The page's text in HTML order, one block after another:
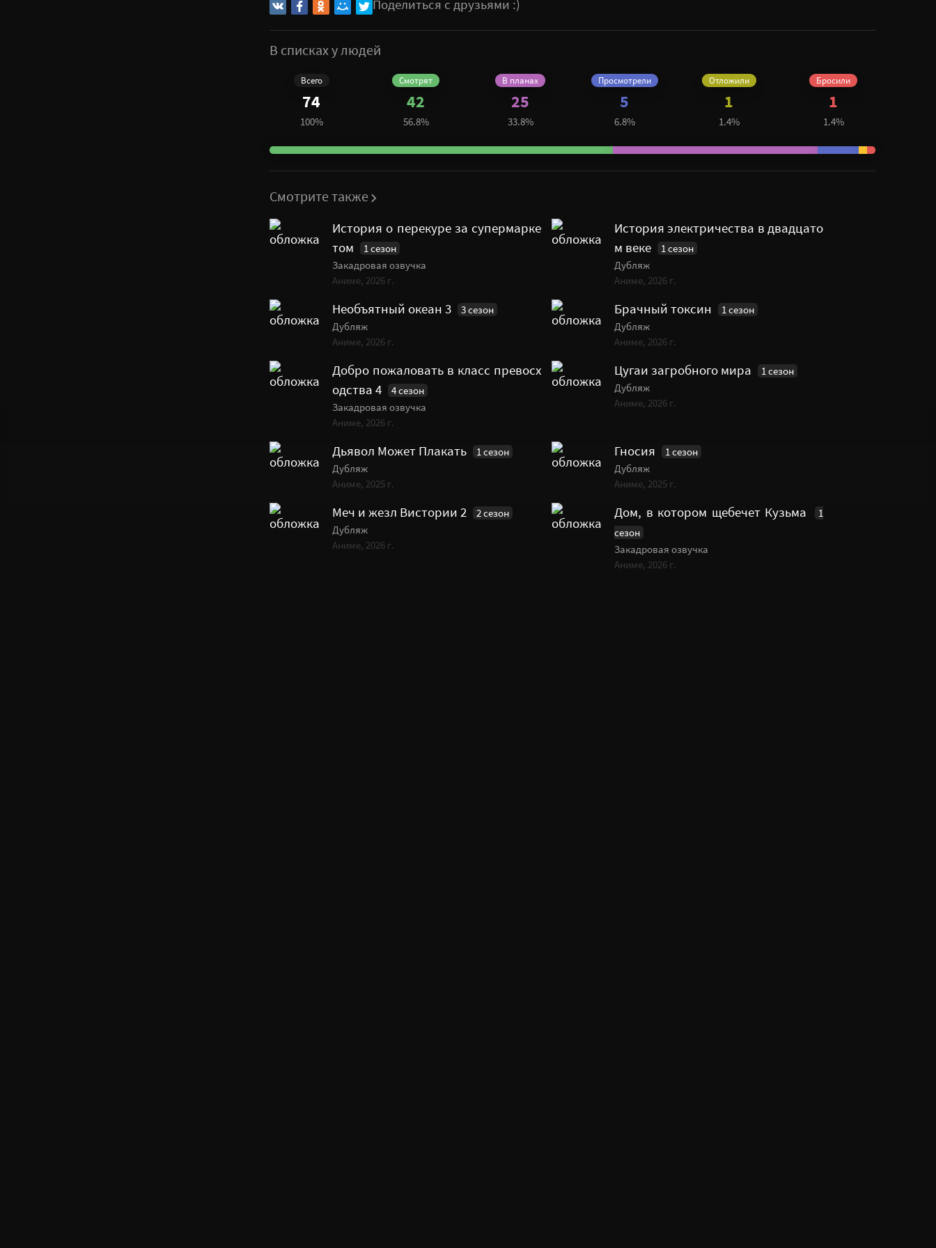
Поделиться с друзьями :)
В списках у людей
Всего
74
100%
Cмотрят
42
56.8%
В планах
25
33.8%
Просмотрели
5
6.8%
Отложили
1
1.4%
Бросили
1
1.4%
Смотрите также
История о перекуре за супермарке
том
1 сезон
Закадровая озвучка
Аниме, 2026 г.
История электричества в двадцато
м веке
1 сезон
Дубляж
Аниме, 2026 г.
Необъятный океан 3
3 сезон
Дубляж
Аниме, 2026 г.
Брачный токсин
1 сезон
Дубляж
Аниме, 2026 г.
Добро пожаловать в класс превосх
одства 4
4 сезон
Закадровая озвучка
Аниме, 2026 г.
Цугаи загробного мира
1 сезон
Дубляж
Аниме, 2026 г.
Дьявол Может Плакать
1 сезон
Дубляж
Аниме, 2025 г.
Гносия
1 сезон
Дубляж
Аниме, 2025 г.
Меч и жезл Вистории 2
2 сезон
Дубляж
Аниме, 2026 г.
Дом, в котором щебечет Кузьма
1
сезон
Закадровая озвучка
Аниме, 2026 г.